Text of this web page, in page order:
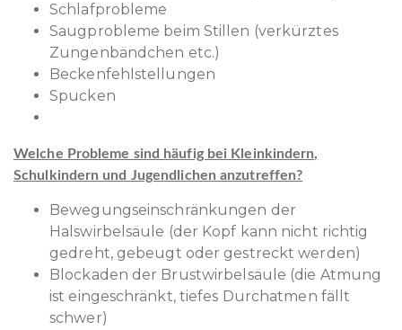
Schlafprobleme
Saugprobleme beim Stillen (verkürztes
Zungenbändchen etc.)
Beckenfehlstellungen
Spucken
Welche Probleme sind häufig bei Kleinkindern,
Schulkindern und Jugendlichen anzutreffen?
Bewegungseinschränkungen der
Halswirbelsäule (der Kopf kann nicht richtig
gedreht, gebeugt oder gestreckt werden)
Blockaden der Brustwirbelsäule (die Atmung
ist eingeschränkt, tiefes Durchatmen fällt
schwer)